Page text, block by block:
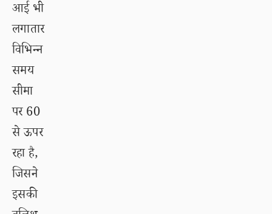
आई भी
लगातार
विभिन्न
समय
सीमा
पर 60
से ऊपर
रहा है,
जिसने
इसकी